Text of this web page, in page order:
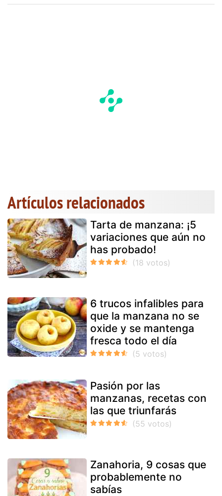
Artículos relacionados
Tarta de manzana: ¡5
variaciones que aún no
has probado!
6 trucos infalibles para
que la manzana no se
oxide y se mantenga
fresca todo el día
Pasión por las
manzanas, recetas con
las que triunfarás
Zanahoria, 9 cosas que
probablemente no
sabías